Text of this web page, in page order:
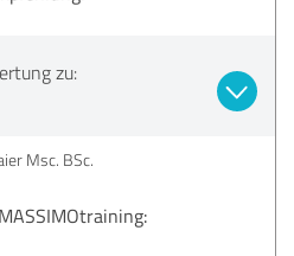
zu:
Msc. BSc.